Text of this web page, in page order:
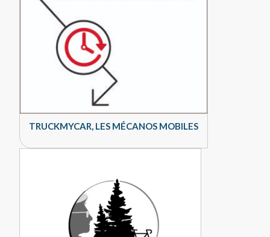
TRUCKMYCAR, LES MÉCANOS MOBILES